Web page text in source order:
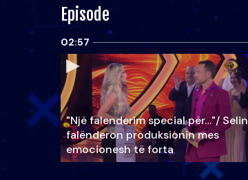
Episode
02:57
"Një falenderim special për…"/ Selin
falënderon produksionin mes
emocionesh të forta